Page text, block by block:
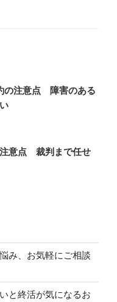
の注意点 障害のある
注意点 裁判まで任せ
み、お気軽にご相談
と終活が気になるお